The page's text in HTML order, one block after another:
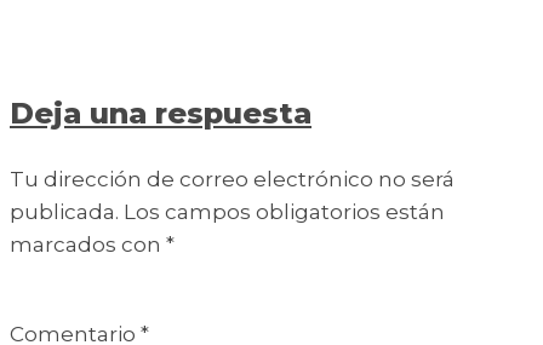
Deja una respuesta
Tu dirección de correo electrónico no será
publicada. Los campos obligatorios están
marcados con *
Comentario *